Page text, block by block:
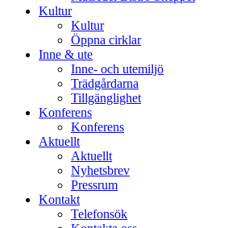
Kultur
Kultur
Öppna cirklar
Inne & ute
Inne- och utemiljö
Trädgårdarna
Tillgänglighet
Konferens
Konferens
Aktuellt
Aktuellt
Nyhetsbrev
Pressrum
Kontakt
Telefonsök